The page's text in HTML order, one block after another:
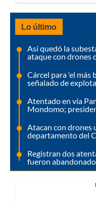
Lo último
Así quedó la
ataque con drones
Cárcel para ‘el más
señalado de
Atentado en vía
Mondomo;
Atacan con drones
departamento del
Registran dos
fueron